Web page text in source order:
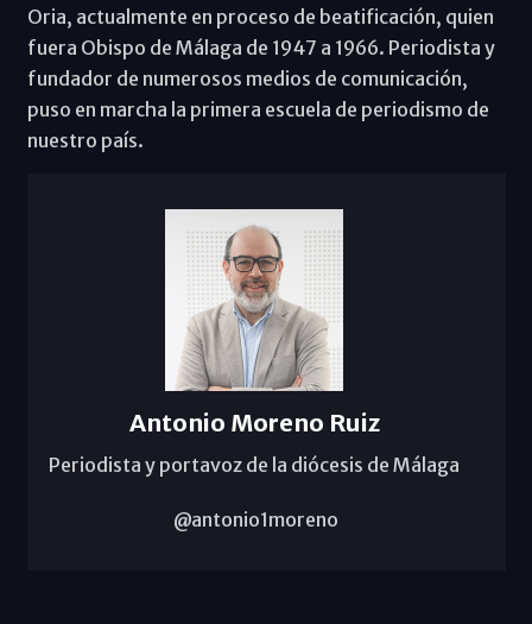
Oria, actualmente en proceso de beatificación, quien
fuera Obispo de Málaga de 1947 a 1966. Periodista y
fundador de numerosos medios de comunicación,
puso en marcha la primera escuela de periodismo de
nuestro país.
Antonio Moreno Ruiz
Periodista y portavoz de la diócesis de Málaga
@antonio1moreno